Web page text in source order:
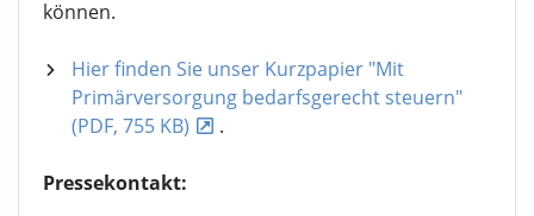
können.
Hier finden Sie unser Kurzpapier "Mit
Primärversorgung bedarfsgerecht steuern"
(PDF, 755 KB)
.
Pressekontakt: